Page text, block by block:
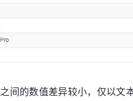
间的数值差异较小，仅以文